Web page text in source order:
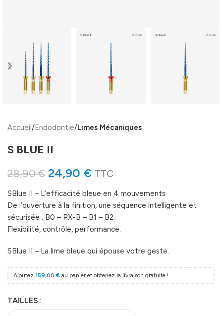
Accueil Endodontie Limes Mécaniques
S BLUE II
28,90€ 24,90 € TTC
SBlue II – L’efficacité bleue en 4 mouvements
De l’ouverture à la finition, une séquence intelligente et
sécurisée : B0 – PX-B – B1 – B2.
Flexibilité, contrôle, performance.
SBlue II – La lime bleue qui épouse votre geste.
Ajoutez 159,00€ au panier et obtenez la livraison gratuite !
TAILLES